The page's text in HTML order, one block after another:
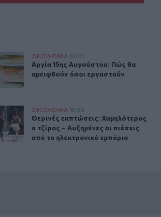
Πώς θα αμειφθούν όσοι
ΟΙΚΟΝΟΜΙΑ 06:21
Αργία 15ης Αυγούστου: Πώς θα
Αργία 15ης Αυγούστου: Πώς θα
αμειφθούν όσοι εργαστούν
– Όλες οι προϋποθέσεις
στα Αυγούστου – Όλες οι
Χαμηλότερος ο τζίρος – Αυξημένες
ΟΙΚΟΝΟΜΙΑ 15:38
Θερινές εκπτώσεις: Χαμηλότερος ο
Θερινές εκπτώσεις: Χαμηλότερος
ο τζίρος – Αυξημένες οι πιέσεις
από το ηλεκτρονικό εμπόριο